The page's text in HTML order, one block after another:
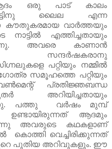
ആദം ഒരു പാട് കാലം
കൂട്ടിനു ലൈല എന്ന
കൗതുകരമായ വാർത്തയും
എത്തിച്ചതായും
അവരെ കാണാൻ
സന്ദർഷകരാനു
പറ്റിയും നമ്മിൽ
സമൂഹത്തെ പറ്റിയും
പ്രതിജ്ഞബന്ധ
അറിയിച്ചതായും
പത്തു വർഷം മുമ്പ്
ഉണ്ടായിരുന്നത് ആദമും
അവരുടെ കഥകളാണ്
കൊത്തി വെച്ചിരിക്കുന്നത്
പുതിയ അറിവുകളും. ഈ